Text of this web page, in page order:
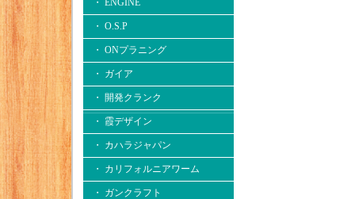
・ ENGINE
・ O.S.P
・ ONプラニング
・ ガイア
・ 開発クランク
・ 霞デザイン
・ カハラジャパン
・ カリフォルニアワーム
・ ガンクラフト